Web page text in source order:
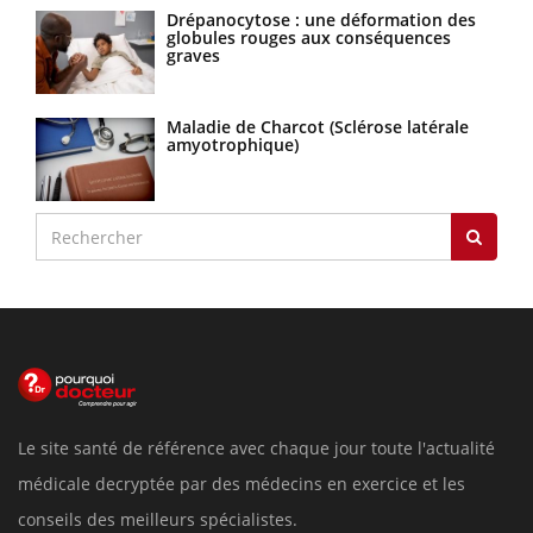
Drépanocytose : une déformation des
globules rouges aux conséquences
graves
Maladie de Charcot (Sclérose latérale
amyotrophique)
Le site santé de référence avec chaque jour toute l'actualité
médicale decryptée par des médecins en exercice et les
conseils des meilleurs spécialistes.